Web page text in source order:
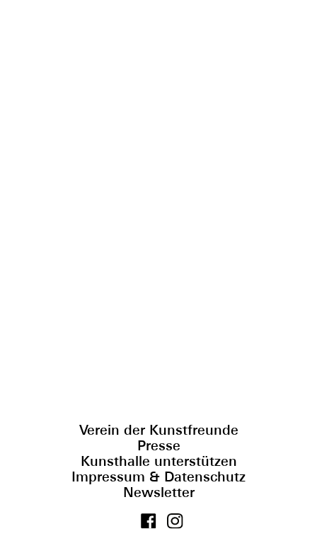
Verein der Kunstfreunde
Presse
Kunsthalle unterstützen
Impressum & Datenschutz
Newsletter